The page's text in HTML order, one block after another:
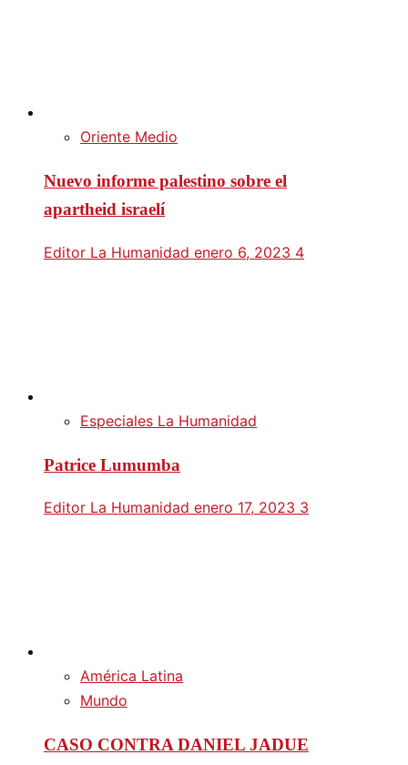
Oriente Medio
Nuevo informe palestino sobre el
apartheid israelí
Editor La Humanidad enero 6, 2023 4
Especiales La Humanidad
Patrice Lumumba
Editor La Humanidad enero 17, 2023 3
América Latina
Mundo
CASO CONTRA DANIEL JADUE